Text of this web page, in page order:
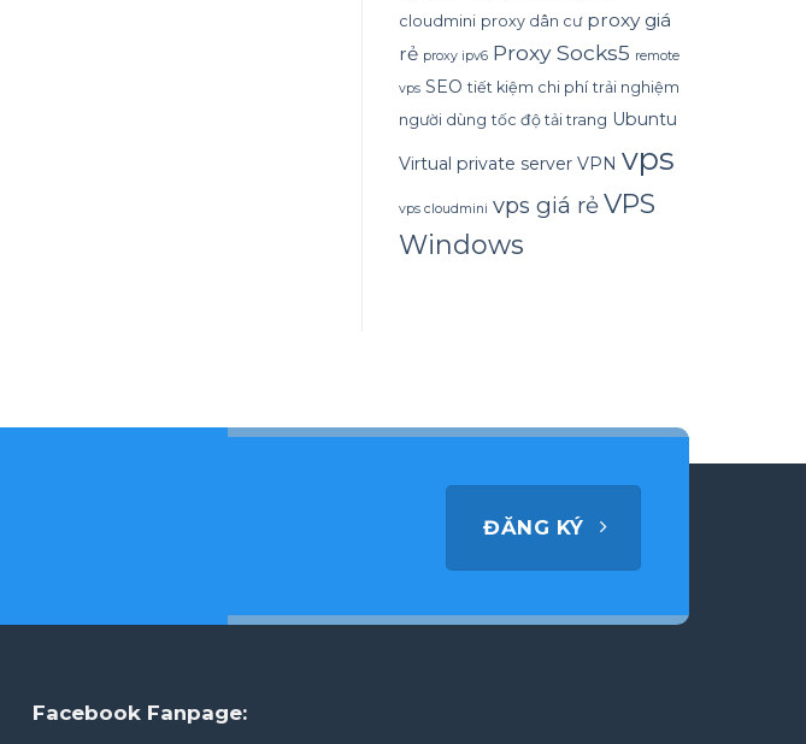
cloudmini proxy dân cư proxy giá
rẻ proxy ipv6 Proxy Socks5 remote
vps SEO tiết kiệm chi phí trải nghiệm
người dùng tốc độ tải trang Ubuntu
Virtual private server VPN vps
vps cloudmini vps giá rẻVPS
Windows
ĐĂNG KÝ
Facebook Fanpage: